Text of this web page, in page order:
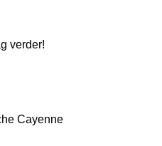
verder!
Cayenne